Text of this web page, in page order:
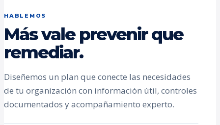
HABLEMOS
Más vale prevenir que
remediar.
Diseñemos un plan que conecte las necesidades
de tu organización con información útil, controles
documentados y acompañamiento experto.